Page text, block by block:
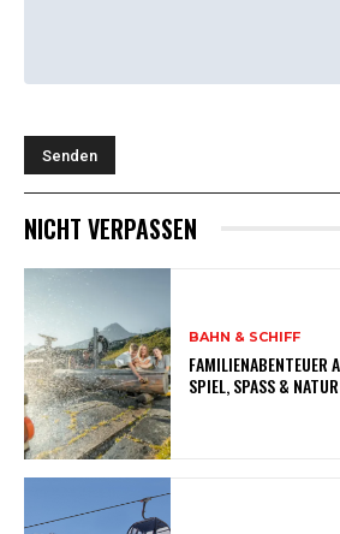
NICHT VERPASSEN
BAHN & SCHIFF
FAMILIENABENTEUER
SPIEL, SPASS &